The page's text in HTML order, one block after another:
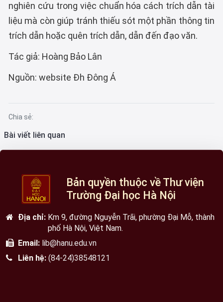
nghiên cứu trong việc chuẩn hóa cách trích dẫn tài
liệu mà còn giúp tránh thiếu sót một phần thông tin
trích dẫn hoặc quên trích dẫn, dẫn đến đạo văn.
Tác giả: Hoàng Bảo Lân
Nguồn: website Đh Đông Á
Chia sẻ:
Bài viết liên quan
Bản quyền thuộc về Thư viện
Trường Đại học Hà Nội
Địa chỉ: Km 9, đường Nguyễn Trãi, phường Đại Mỗ, thành
phố Hà Nội, Việt Nam.
Email: lib@hanu.edu.vn
Liên hệ: (84-24)38548121